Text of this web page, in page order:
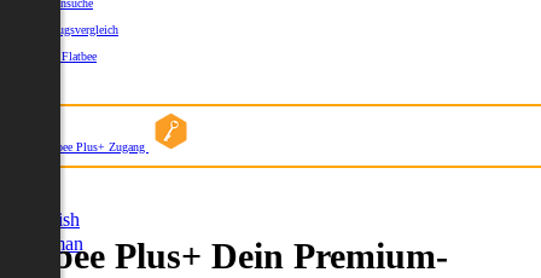
Kartensuche
Umzugsvergleich
Über Flatbee
Flatbee Plus+ Zugang
English
German
Plus+ Dein Premium-